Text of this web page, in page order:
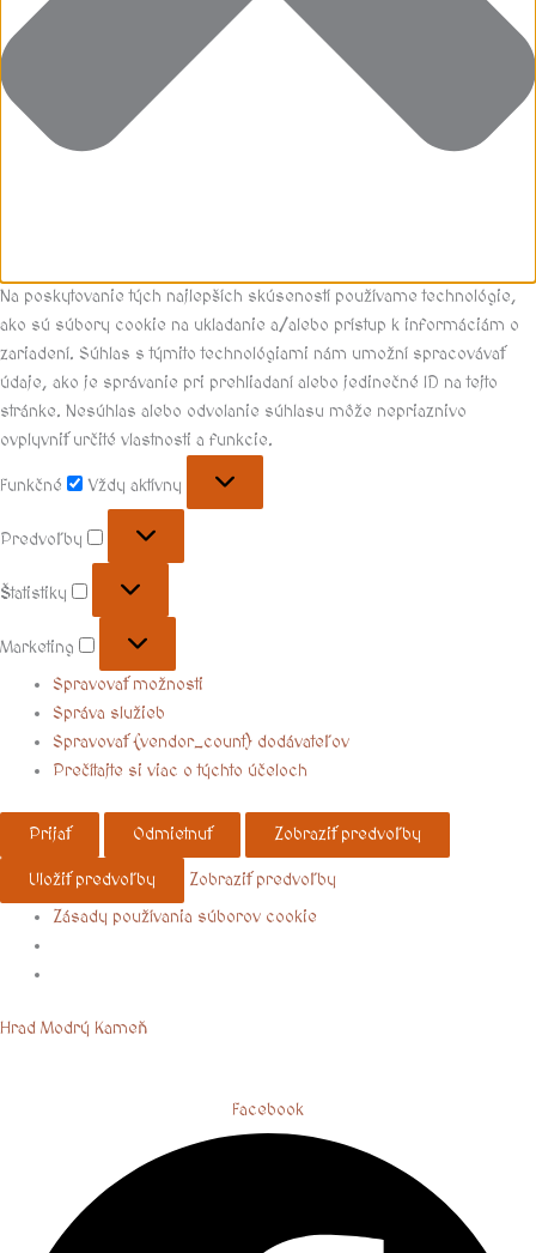
Na poskytovanie tých najlepších skúseností používame technológie,
ako sú súbory cookie na ukladanie a/alebo prístup k informáciám o
zariadení. Súhlas s týmito technológiami nám umožní spracovávať
údaje, ako je správanie pri prehliadaní alebo jedinečné ID na tejto
stránke. Nesúhlas alebo odvolanie súhlasu môže nepriaznivo
ovplyvniť určité vlastnosti a funkcie.
Funkčné Vždy aktívny
Predvoľby
Štatistiky
Marketing
Spravovať možnosti
Správa služieb
Spravovať {vendor_count} dodávateľov
Prečítajte si viac o týchto účeloch
Prijať Odmietnuť Zobraziť predvoľby
Uložiť predvoľby
Zobraziť predvoľby
Zásady používania súborov cookie
Hrad Modrý Kameň
Facebook
Menu